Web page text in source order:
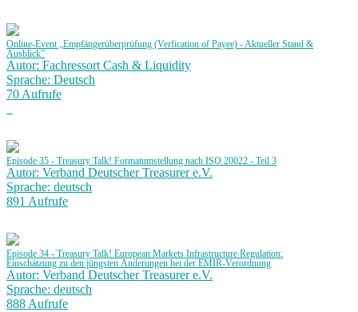
Online-Event „Empfängerüberprüfung (Verfication of Payee) - Aktueller Stand &
Ausblick”
Autor: Fachressort Cash & Liquidity
Sprache: Deutsch
70 Aufrufe
Episode 35 - Treasury Talk! Formatumstellung nach ISO 20022 - Teil 3
Autor: Verband Deutscher Treasurer e.V.
Sprache: deutsch
891 Aufrufe
Episode 34 - Treasury Talk! European Markets Infrastructure Regulation:
Einschätzung zu den jüngsten Änderungen bei der EMIR-Verordnung
Autor: Verband Deutscher Treasurer e.V.
Sprache: deutsch
888 Aufrufe